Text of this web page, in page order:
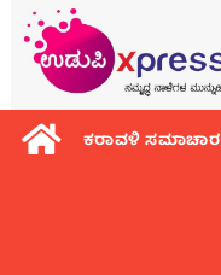
ಕರಾವಳಿ ಸಮಾಚಾರ